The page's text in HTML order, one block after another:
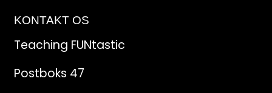
KONTAKT OS
Teaching FUNtastic
Postboks 47